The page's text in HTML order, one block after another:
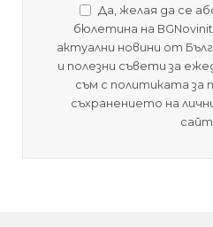
Да, желая да се
бюлетина на
актуални новини от
и полезни съвети за
съм с политиката за
съхранението на
сайт.